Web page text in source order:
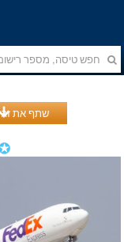
שתף את זה